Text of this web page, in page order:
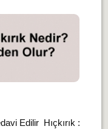
Edilir Hıçkırık :